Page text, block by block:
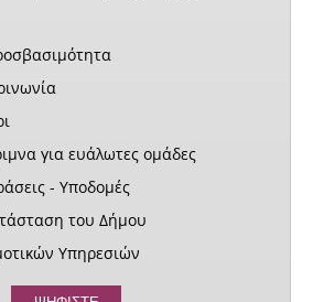
για ευάλωτες ομάδες
- Υποδομές
του Δήμου
Υπηρεσιών